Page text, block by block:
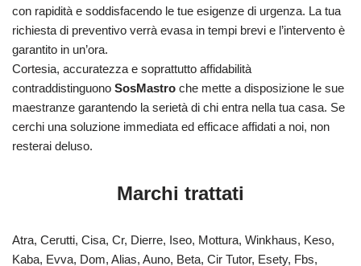
con rapidità e soddisfacendo le tue esigenze di urgenza. La tua
richiesta di preventivo verrà evasa in tempi brevi e l’intervento è
garantito in un’ora.
Cortesia, accuratezza e soprattutto affidabilità
contraddistinguono SosMastro che mette a disposizione le sue
maestranze garantendo la serietà di chi entra nella tua casa. Se
cerchi una soluzione immediata ed efficace affidati a noi, non
resterai deluso.
Marchi trattati
Atra, Cerutti, Cisa, Cr, Dierre, Iseo, Mottura, Winkhaus, Keso,
Kaba, Evva, Dom, Alias, Auno, Beta, Cir Tutor, Esety, Fbs,